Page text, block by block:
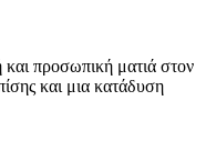
και προσωπική ματιά στον
και μια κατάδυση